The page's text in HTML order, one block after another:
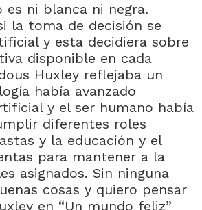
es ni blanca ni negra.
la toma de decisión se
y esta decidiera sobre
disponible en cada
Huxley reflejaba un
había avanzado
y el ser humano había
diferentes roles
y la educación y el
para mantener a la
asignados. Sin ninguna
cosas y quiero pensar
en “Un mundo feliz”